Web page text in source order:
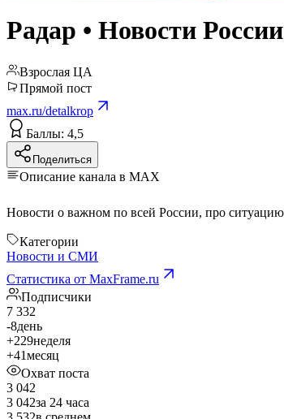
Радар • Новости России
Взрослая ЦА
Прямой пост
max.ru/detalkrop
Баллы: 4,5
Поделиться
Описание канала в MAX
Категории
Новости и СМИ
Статистика от MaxFrame.ru
Подписчики
7 332
-8день
+229неделя
+41месяц
Охват поста
3 042
3 042за 24 часа